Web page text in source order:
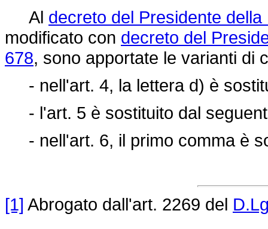
Al decreto del Presidente
modificato con decreto del
678, sono apportate le varianti di
- nell'art. 4, la lettera d) è
- l'art. 5 è sostituito dal
- nell'art. 6, il primo comma è
[1] Abrogato dall'art. 2269 del